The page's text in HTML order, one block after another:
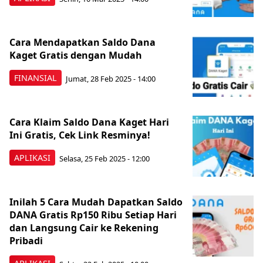
FINANSIAL
Cara Mendapatkan Saldo Dana
Kaget Gratis dengan Mudah
Jumat, 28 Feb 2025 - 14:00
APLIKASI
Cara Klaim Saldo Dana Kaget Hari
Ini Gratis, Cek Link Resminya!
Selasa, 25 Feb 2025 - 12:00
Inilah 5 Cara Mudah Dapatkan Saldo
DANA Gratis Rp150 Ribu Setiap Hari
dan Langsung Cair ke Rekening
Pribadi